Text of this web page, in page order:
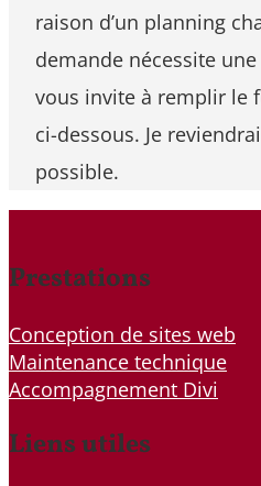
raison d’un planning
demande nécessite
vous invite à remplir le
ci-dessous. Je
possible.
Prestations
Conception de sites web
Maintenance technique
Accompagnement Divi
Liens utiles